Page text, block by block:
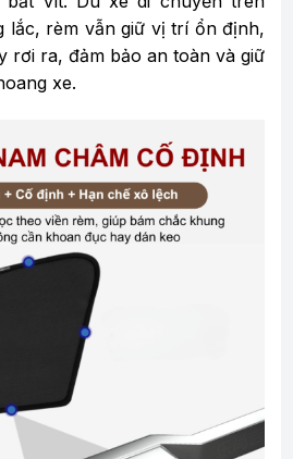
lắc, rèm vẫn giữ vị trí ổn định,
rơi ra, đảm bảo an toàn và giữ
xe.